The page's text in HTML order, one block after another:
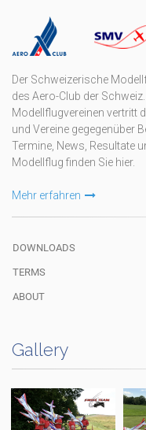
Der Schweizerische
des Aero-Club der
Modellflugvereinen vertritt
und Vereine gegegenüber
Termine, News, Resultate
Modellflug finden Sie hier.
Mehr erfahren
DOWNLOADS
TERMS
ABOUT
Gallery